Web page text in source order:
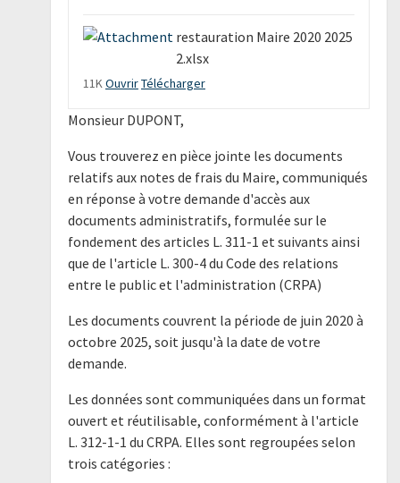
restauration Maire 2020 2025
2.xlsx
11KOuvrirTélécharger
Monsieur DUPONT,
Vous trouverez en pièce jointe les documents
relatifs aux notes de frais du Maire, communiqués
en réponse à votre demande d'accès aux
documents administratifs, formulée sur le
fondement des articles L. 311-1 et suivants ainsi
que de l'article L. 300-4 du Code des relations
entre le public et l'administration (CRPA)
Les documents couvrent la période de juin 2020 à
octobre 2025, soit jusqu'à la date de votre
demande.
Les données sont communiquées dans un format
ouvert et réutilisable, conformément à l'article
L. 312-1-1 du CRPA. Elles sont regroupées selon
trois catégories :